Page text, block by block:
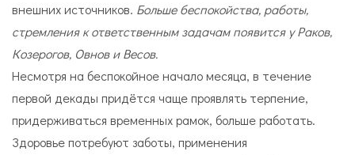
внешних источников. Больше беспокойства, работы,
стремления к ответственным задачам появится у Раков,
Козерогов, Овнов и Весов.
Несмотря на беспокойное начало месяца, в течение
первой декады придётся чаще проявлять терпение,
придерживаться временных рамок, больше работать.
Здоровье потребуют заботы, применения